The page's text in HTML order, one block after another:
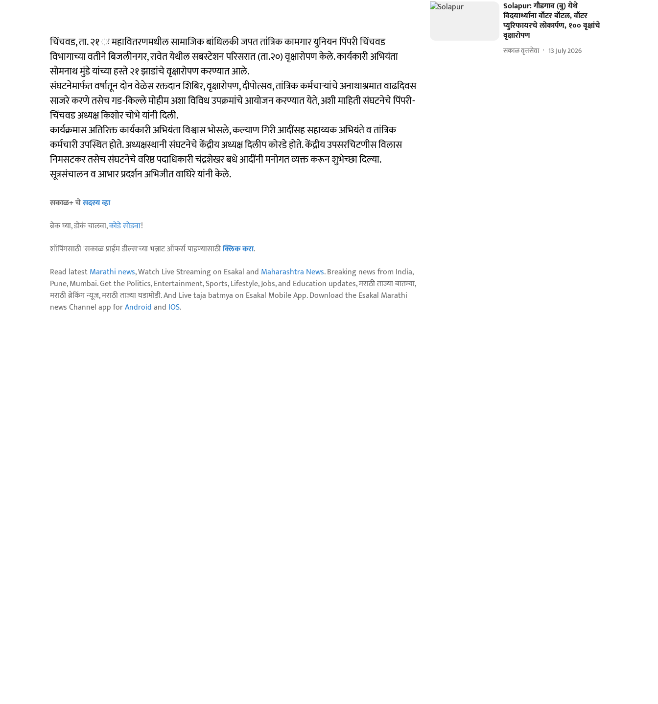
चिंचवड, ता. २१ ः महावितरणमधील सामाजिक बांधिलकी जपत तांत्रिक कामगार युनियन पिंपरी चिंचवड
विभागाच्या वतीने बिजलीनगर, रावेत येथील सबस्टेशन परिसरात (ता.२०) वृक्षारोपण केले. कार्यकारी अभियंता
सोमनाथ मुंडे यांच्या हस्ते २१ झाडांचे वृक्षारोपण करण्यात आले.
संघटनेमार्फत वर्षातून दोन वेळेस रक्तदान शिबिर, वृक्षारोपण, दीपोत्सव, तांत्रिक कर्मचाऱ्यांचे अनाथाश्रमात वाढदिवस
साजरे करणे तसेच गड-किल्ले मोहीम अशा विविध उपक्रमांचे आयोजन करण्यात येते, अशी माहिती संघटनेचे पिंपरी-
चिंचवड अध्यक्ष किशोर चोभे यांनी दिली.
कार्यक्रमास अतिरिक्त कार्यकारी अभियंता विश्वास भोसले, कल्याण गिरी आदींसह सहाय्यक अभियंते व तांत्रिक
कर्मचारी उपस्थित होते. अध्यक्षस्थानी संघटनेचे केंद्रीय अध्यक्ष दिलीप कोरडे होते. केंद्रीय उपसरचिटणीस विलास
निमसटकर तसेच संघटनेचे वरिष्ठ पदाधिकारी चंद्रशेखर बधे आदींनी मनोगत व्यक्त करून शुभेच्छा दिल्या.
सूत्रसंचालन व आभार प्रदर्शन अभिजीत वाघिरे यांनी केले.
सकाळ+ चेसदस्य व्हा
ब्रेक घ्या, डोकं चालवा,कोडे सोडवा!
शॉपिंगसाठी 'सकाळ प्राईम डील्स'च्या भन्नाट ऑफर्स पाहण्यासाठीक्लिक करा.
Read latestMarathi news, Watch Live Streaming on Esakal and Maharashtra News. Breaking news from India,
Pune, Mumbai. Get the Politics, Entertainment, Sports, Lifestyle, Jobs, and Education updates, मराठी ताज्या बातम्या,
मराठी ब्रेकिंग न्यूज, मराठी ताज्या घडामोडी. And Live taja batmya on Esakal Mobile App. Download the Esakal Marathi
news Channel app forAndroidand IOS.
Solapur: गौडगाव (बु) येथे
विदयार्थ्यांना वॉटर बॉटल, वॉटर
प्युरिफायरचे लोकार्पण, १०० वृक्षांचे
वृक्षारोपण
सकाळ वृत्तसेवा 13 July 2026